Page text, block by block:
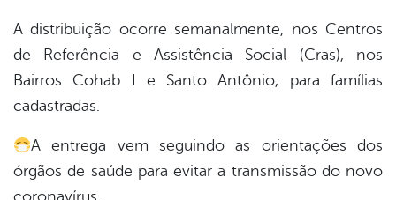
A distribuição ocorre semanalmente, nos Centros
de Referência e Assistência Social (Cras), nos
Bairros Cohab I e Santo Antônio, para famílias
cadastradas.
A entrega vem seguindo as orientações dos
órgãos de saúde para evitar a transmissão do novo